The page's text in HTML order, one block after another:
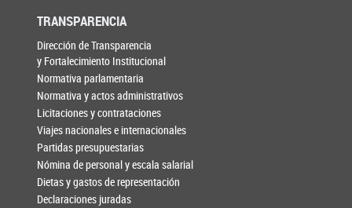
TRANSPARENCIA
Dirección de Transparencia
y Fortalecimiento Institucional
Normativa parlamentaria
Normativa y actos administrativos
Licitaciones y contrataciones
Viajes nacionales e internacionales
Partidas presupuestarias
Nómina de personal y escala salarial
Dietas y gastos de representación
Declaraciones juradas